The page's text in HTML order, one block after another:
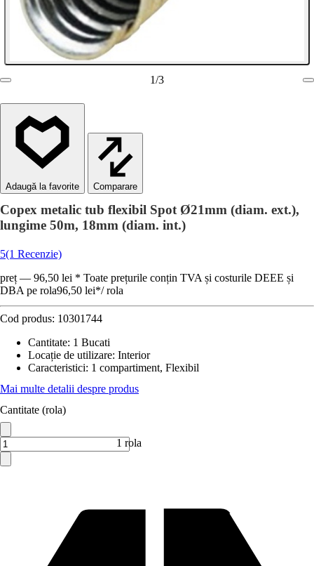
1/3
Comparare
Copex metalic tub flexibil Spot Ø21mm (diam. ext.),
lungime 50m, 18mm (diam. int.)
5(1 Recenzie)
preț — 96,50 lei * Toate prețurile conțin TVA și costurile DEEE și
DBA pe rola96,50 lei*/ rola
Cod produs: 10301744
Cantitate: 1 Bucati
Locație de utilizare: Interior
Caracteristici: 1 compartiment, Flexibil
Mai multe detalii despre produs
Cantitate (rola)
1 rola